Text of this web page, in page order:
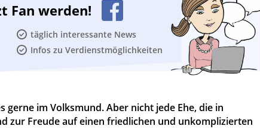
Fan werden!
täglich interessante News
Infos zu Verdienstmöglichkeiten
gerne im Volksmund. Aber nicht jede Ehe, die in
zur Freude auf einen friedlichen und unkomplizierten